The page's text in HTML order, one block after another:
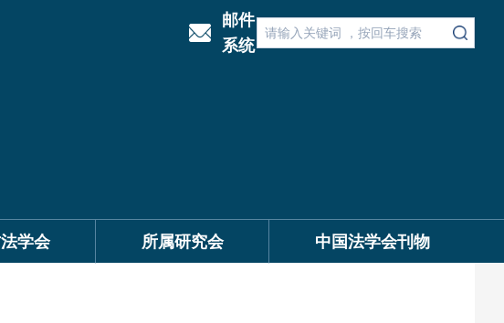
邮件
系统
学会 所属研究会 中国法学会刊物